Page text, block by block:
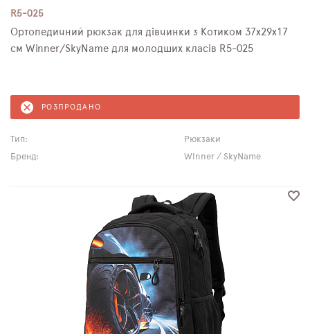
R5-025
Ортопедичний рюкзак для дівчинки з Котиком 37х29х17
см Winner/SkyName для молодших класів R5-025
РОЗПРОДАНО
Тип:
Рюкзаки
Бренд:
Winner / SkyName